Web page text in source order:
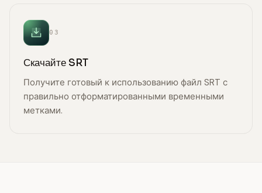
03
Скачайте SRT
Получите готовый к использованию файл SRT с
правильно отформатированными временными
метками.